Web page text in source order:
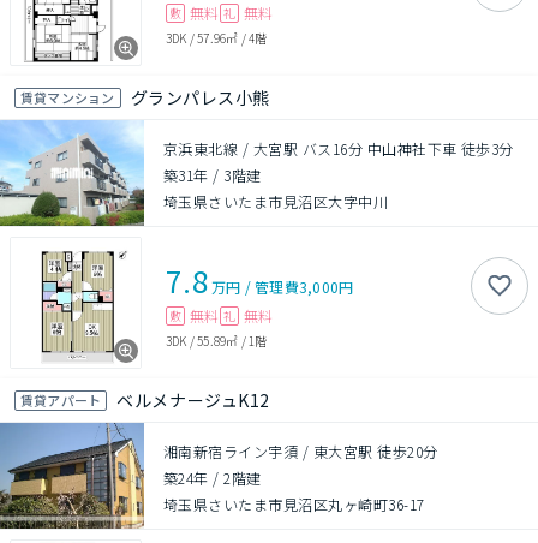
敷 無料 礼 無料
3DK /57.96㎡ /4階
賃貸マンション グランパレス小熊
京浜東北線 / 大宮駅 バス16分 中山神社下車 徒歩3分
築31年 / 3階建
埼玉県さいたま市見沼区大字中川
7.8万円 /管理費3,000円
敷 無料 礼 無料
3DK /55.89㎡ / 1階
賃貸アパート ベルメナージュK12
湘南新宿ライン宇須 / 東大宮駅 徒歩20分
築24年 /2階建
埼玉県さいたま市見沼区丸ヶ崎町36-17